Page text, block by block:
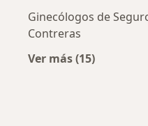
Ginecólogos de
Contreras
Ver más (15)